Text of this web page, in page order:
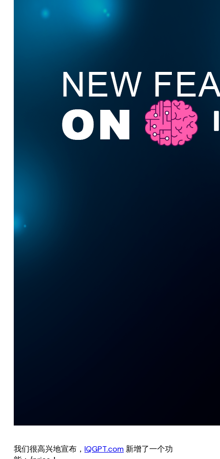
我们很高兴地宣布， IQGPT.com 新增了一个功